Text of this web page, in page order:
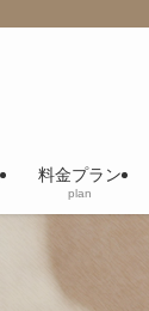
料金プラン
plan